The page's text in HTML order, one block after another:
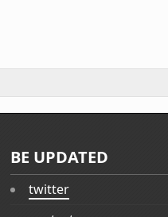
BE UPDATED
twitter